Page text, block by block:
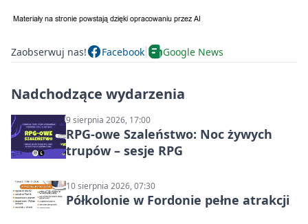
Zaobserwuj nas! Facebook Google News
Nadchodzące wydarzenia
9 sierpnia 2026, 17:00
RPG-owe Szaleństwo: Noc żywych
trupów – sesje RPG
10 sierpnia 2026, 07:30
Półkolonie w Fordonie pełne atrakcji